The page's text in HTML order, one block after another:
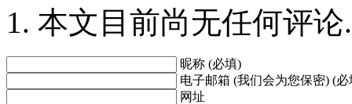
本文目前尚无任何评论.
昵称 (必填)
电子邮箱 (我们会为您保密) (必
网址